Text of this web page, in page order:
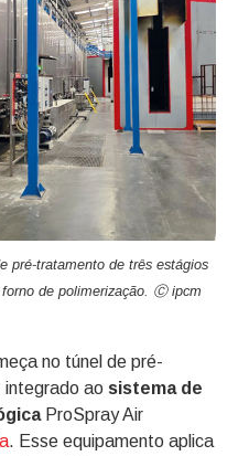
pré-tratamento de três estágios
de polimerização. Ⓒ ipcm
no túnel de pré-
ao sistema de
ProSpray Air
. Esse equipamento aplica